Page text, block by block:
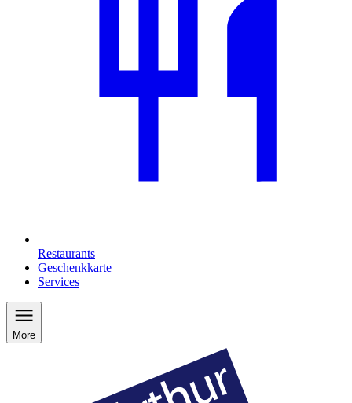
Restaurants
Geschenkkarte
Services
More